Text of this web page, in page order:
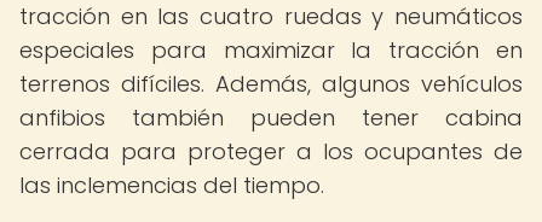
tracción en las cuatro ruedas y neumáticos
especiales para maximizar la tracción en
terrenos difíciles. Además, algunos vehículos
anfibios también pueden tener cabina
cerrada para proteger a los ocupantes de
las inclemencias del tiempo.